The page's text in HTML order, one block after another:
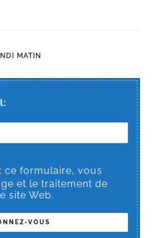
MATIN
ce formulaire, vous
et le traitement de
site Web.